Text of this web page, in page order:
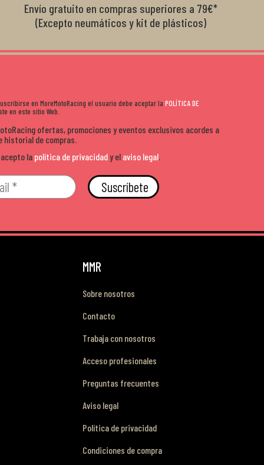
Envío gratuito en compras superiores a 79€*
(Excepto neumáticos y kit de plásticos)
en MoreMotoRacing el usuario debe aceptar la POLÍTICA DE
en este sitio Web.
ofertas, promociones y eventos exclusivos acordes a
de compras.
la política de privacidady el aviso legal
Suscríbete
MMR
Sobre nosotros
Contacto
Trabaja con nosotros
Acceso profesionales
Preguntas frecuentes
Aviso legal
Política de privacidad
Condiciones de compra